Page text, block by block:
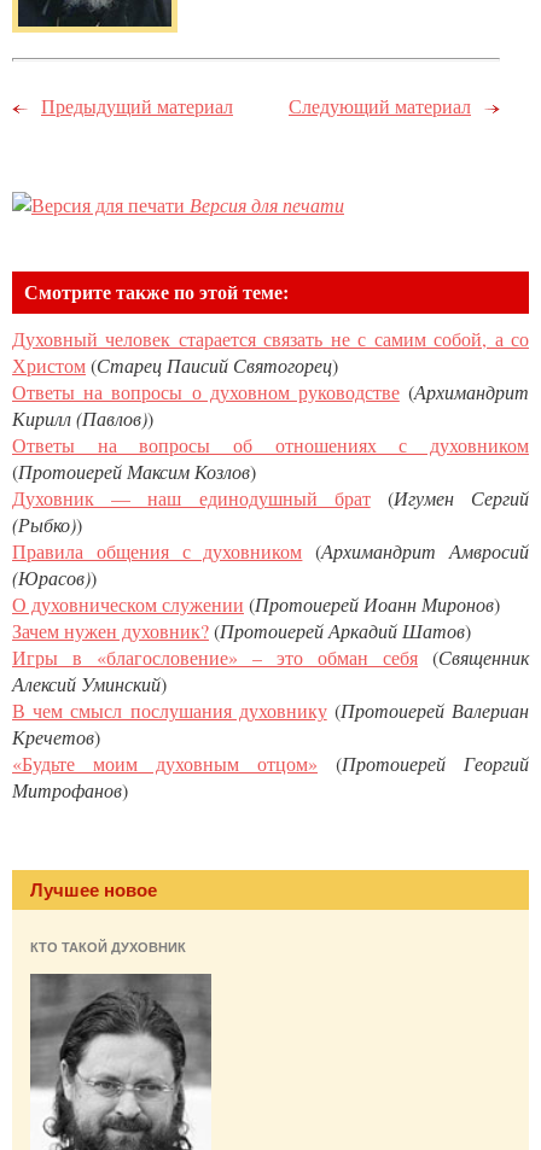
Предыдущий материал Следующий материал
Версия для печати
Смотрите также по этой теме:
Духовный человек старается связать не с самим собой, а со
Христом(Старец Паисий Святогорец)
Ответы на вопросы о духовном руководстве(Архимандрит
Кирилл (Павлов))
Ответы на вопросы об отношениях с духовником
(Протоиерей Максим Козлов)
Духовник — наш единодушный брат(Игумен Сергий
(Рыбко))
Правила общения с духовником (Архимандрит Амвросий
(Юрасов))
О духовническом служении (Протоиерей Иоанн Миронов)
Зачем нужен духовник?(Протоиерей Аркадий Шатов)
Игры в «благословение» – это обман себя (Священник
Алексий Уминский)
В чем смысл послушания духовнику(Протоиерей Валериан
Кречетов)
«Будьте моим духовным отцом» (Протоиерей Георгий
Митрофанов)
Лучшее новое
КТО ТАКОЙ ДУХОВНИК